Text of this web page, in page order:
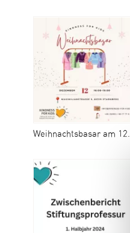
Weihnachtsbasar am 12.12.